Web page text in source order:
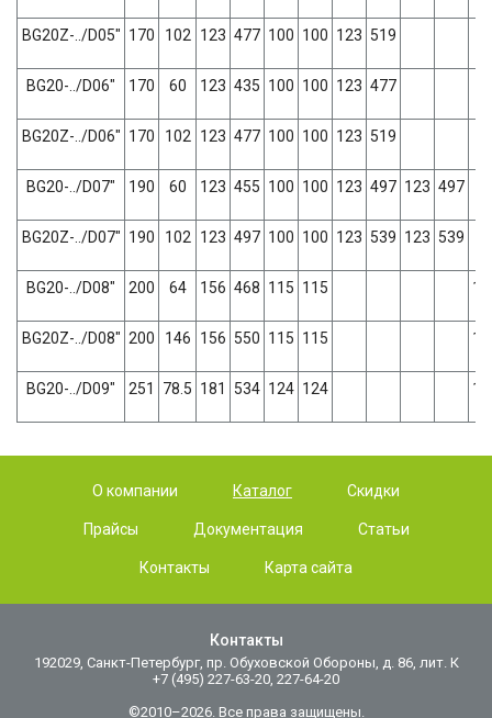
BG20Z-../D05" 170 102 123 477 100 100 123 519
BG20-../D06" 170 60 123 435 100 100 123 477
BG20Z-../D06" 170 102 123 477 100 100 123 519
BG20-../D07" 190 60 123 455 100 100 123 497 123 497
BG20Z-../D07" 190 102 123 497 100 100 123 539 123 539
BG20-../D08" 200 64 156 468 115 115
BG20Z-../D08" 200 146 156 550 115 115
BG20-../D09" 251 78.5 181 534 124 124
О компании Каталог Скидки
Прайсы Документация Статьи
Контакты Карта сайта
Контакты
192029, Санкт-Петербург, пр. Обуховской Обороны, д. 86, лит. К
+7 (495) 227-63-20, 227-64-20
©2010–2026. Все права защищены.